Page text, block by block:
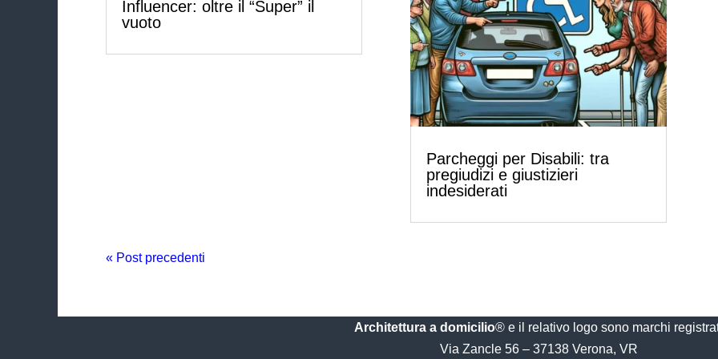
Influencer: oltre il “Super” il
vuoto
Parcheggi per Disabili: tra
pregiudizi e giustizieri
indesiderati
« Post precedenti
Architettura a domicilio® e il relativo logo sono marchi
Via Zancle 56 – 37138 Verona, VR